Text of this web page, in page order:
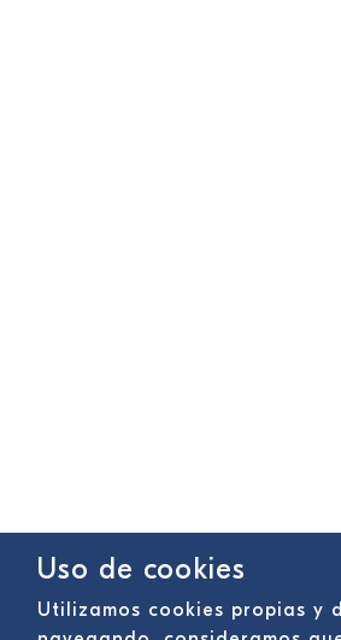
Uso de cookies
Utilizamos cookies propias y